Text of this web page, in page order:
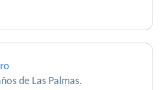
de Las Palmas.